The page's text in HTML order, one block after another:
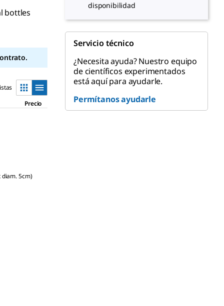
bottles
Precio
diam. 5cm)
disponibilidad
Servicio técnico
¿Necesita ayuda? Nuestro equipo
de científicos experimentados
está aquí para ayudarle.
Permítanos ayudarle